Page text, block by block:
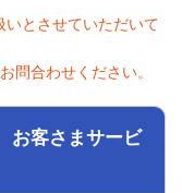
とさせていただいて
問合わせください。
お客さまサービ